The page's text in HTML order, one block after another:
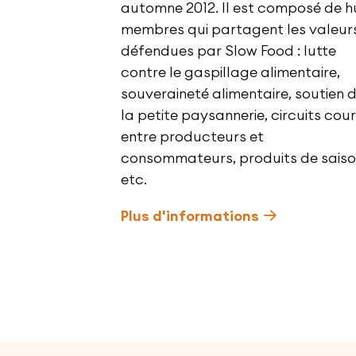
automne 2012. Il est composé de
membres qui partagent les
défendues par Slow Food : lutte
contre le gaspillage alimentaire,
souveraineté alimentaire, soutien
la petite paysannerie, circuits
entre producteurs et
consommateurs, produits de
etc.
Plus d'informations